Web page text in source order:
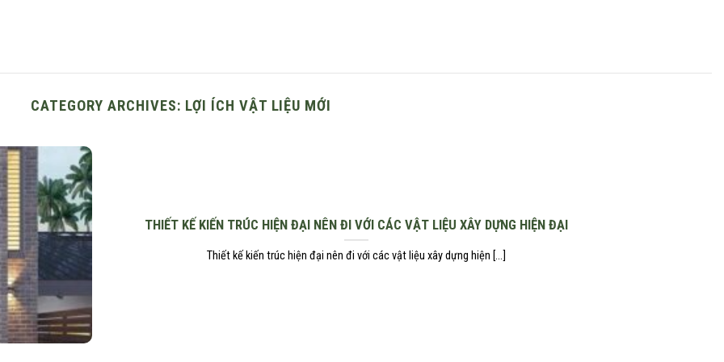
CATEGORY ARCHIVES: LỢI ÍCH VẬT LIỆU MỚI
THIẾT KẾ KIẾN TRÚC HIỆN ĐẠI NÊN ĐI VỚI CÁC VẬT LIỆU XÂY DỰNG HIỆN ĐẠI
Thiết kế kiến trúc hiện đại nên đi với các vật liệu xây dựng hiện [...]